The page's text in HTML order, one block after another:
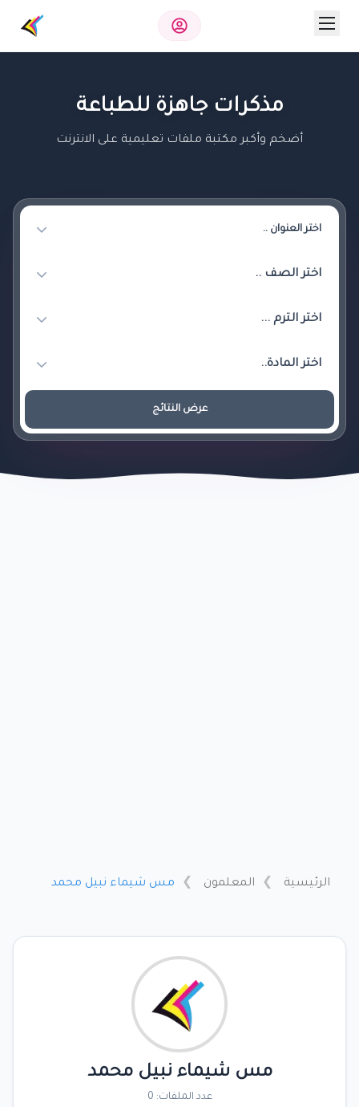
مذكرات جاهزة للطباعة
أضخم وأكبر مكتبة ملفات تعليمية على الانترنت
عرض النتائج
الرئيسية المعلمون مس شيماء نبيل محمد
مس شيماء نبيل محمد
عدد الملفات: 0